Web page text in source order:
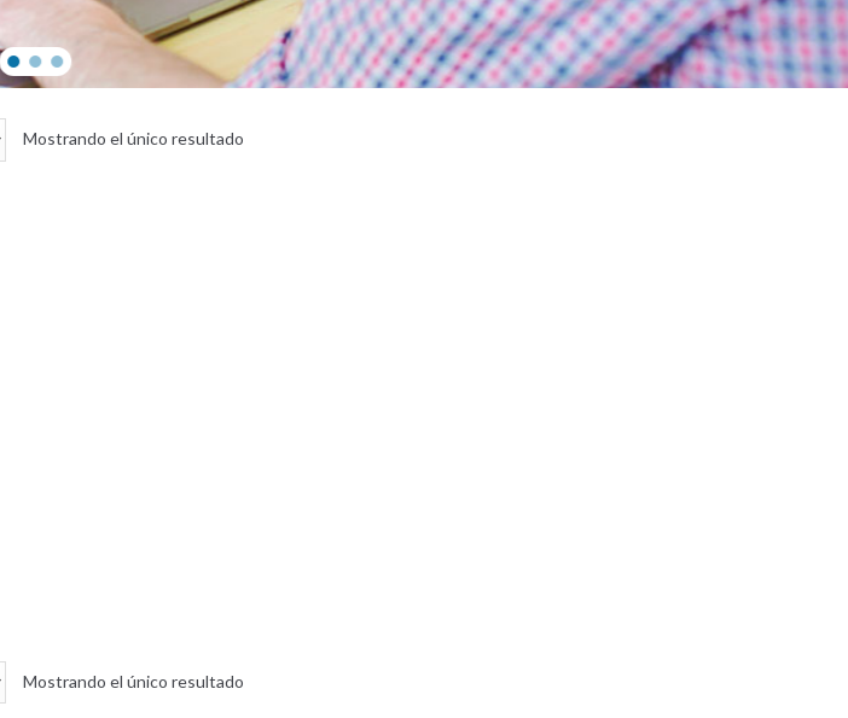
Mostrando el único resultado
Mostrando el único resultado